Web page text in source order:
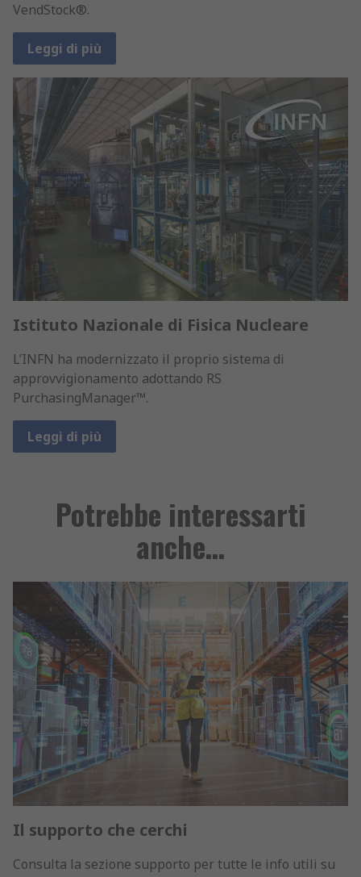
VendStock®.
Leggi di più
Istituto Nazionale di Fisica Nucleare
L’INFN ha modernizzato il proprio sistema di
approvvigionamento adottando RS
PurchasingManager™.
Leggi di più
Potrebbe interessarti
anche…
Il supporto che cerchi
Consulta la sezione supporto per tutte le info utili su